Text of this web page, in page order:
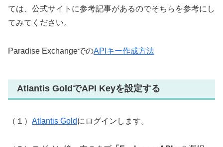
ては、公式サイトに参考記事があるのでそちらを参考にし
てみてください。
Paradise ExchangeでのAPIキー作成方法
Atlantis GoldでAPI Keyを設定する
（１） Atlantis Goldにログインします。